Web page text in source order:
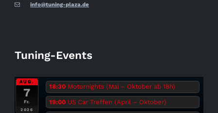
info@tuning-plaza.de
Tuning-Events
AUG.
7
Fr.
2026
18:30 Motornights (Mai – Oktober ab 18h)
19:00 US Car Treffen (April – Oktober)